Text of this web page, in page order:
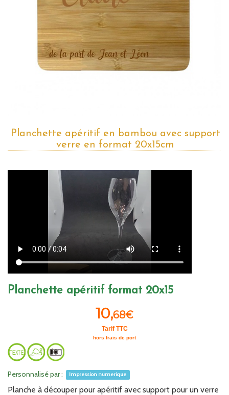
Planchette apéritif en bambou avec support
verre en format 20x15cm
Planchette apéritif format 20x15
10,68€
Tarif TTC
hors frais de port
Personnalisé par : Impression numerique
Planche à découper pour apéritif avec support pour un verre